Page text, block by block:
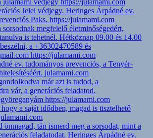
Jelei védjegy. Heringes Árpádné ev.
Paks. https://julamami.com
sorsodnak megfelelő életminőségedért,
is tehetnél. Hétköznap 09.00 és 14.00
a +36302470589 és
https://julamami.com
ev. tudományos prevenciós, a Tenyér-
julamami.com
már azt is tudod, a
vár, a generációs feladatod.
https://julamami.com
a saját idődben, magad is tisztelhető
önmagad, tán ismerd meg a sorsodat, mint a
feladatodat. Heringes Árpádné ev.